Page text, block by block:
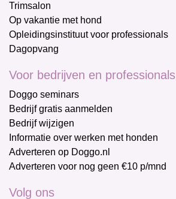
Trimsalon
Op vakantie met hond
Opleidingsinstituut voor professionals
Dagopvang
Voor bedrijven en professionals
Doggo seminars
Bedrijf gratis aanmelden
Bedrijf wijzigen
Informatie over werken met honden
Adverteren op Doggo.nl
Adverteren voor nog geen €10 p/mnd
Volg ons